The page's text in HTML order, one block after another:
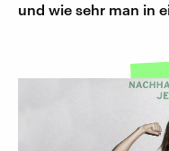
und wie sehr man in